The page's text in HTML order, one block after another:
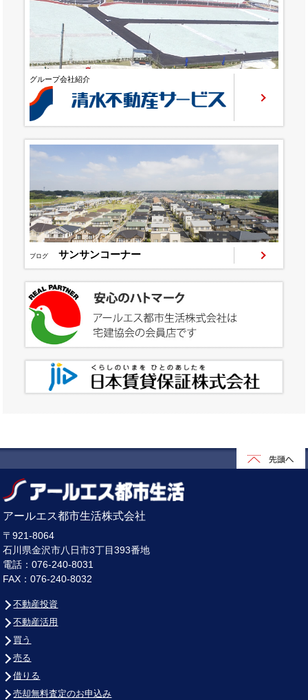
グループ会社紹介
ブログ サンサンコーナー
アールエス都市生活株式会社
〒921-8064
石川県金沢市八日市3丁目393番地
電話：076-240-8031
FAX：076-240-8032
不動産投資
不動産活用
買う
売る
借りる
売却無料査定のお申込み